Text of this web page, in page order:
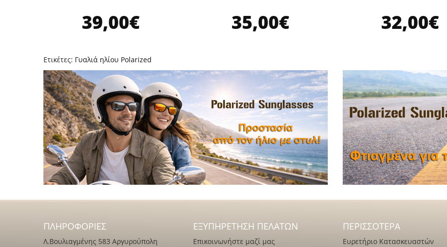
39,00€ 35,00€ 32,00€
Ετικέτες: Γυαλιά ηλίου Polarized
ΠΛΗΡΟΦΟΡΊΕΣ
Λ.Βουλιαγμένης 583 Αργυρούπολη
ΕΞΥΠΗΡΈΤΗΣΗ ΠΕΛΑΤΏΝ
Επικοινωνήστε μαζί μας
ΠΕΡΙΣΣΌΤΕΡΑ
Ευρετήριο Κατασκευαστών